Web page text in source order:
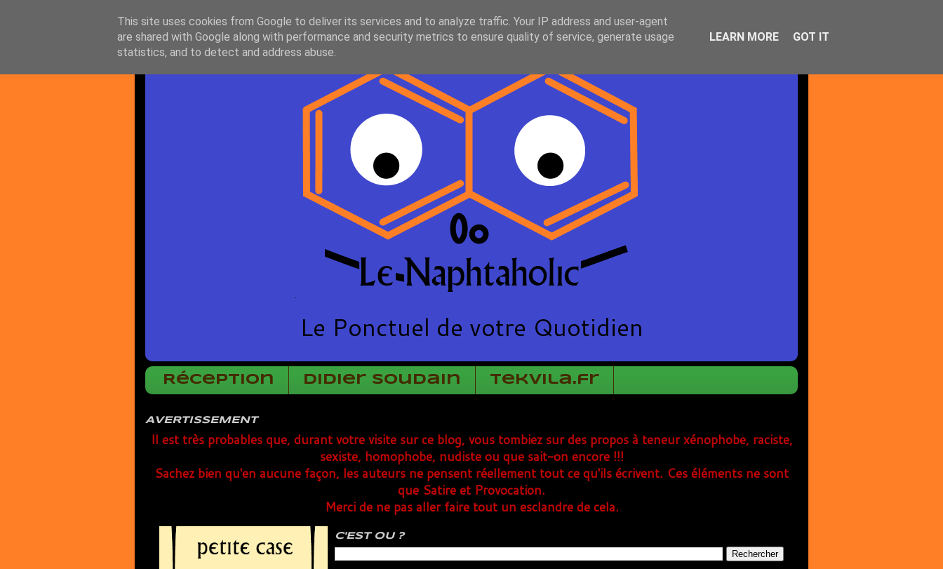
Le Ponctuel de votre Quotidien
Réception Didier Soudain TekVila.fr
AVERTISSEMENT
Il est très probables que, durant votre visite sur ce blog, vous tombiez sur des propos à teneur xénophobe, raciste,
sexiste, homophobe, nudiste ou que sait-on encore !!!
Sachez bien qu'en aucune façon, les auteurs ne pensent réellement tout ce qu'ils écrivent. Ces éléments ne sont
que Satire et Provocation.
Merci de ne pas aller faire tout un esclandre de cela.
C'EST OU ?
This site uses cookies from Google to deliver its services and to analyze traffic. Your IP address and user-agent
are shared with Google along with performance and security metrics to ensure quality of service, generate usage
statistics, and to detect and address abuse.
LEARN MORE GOT IT